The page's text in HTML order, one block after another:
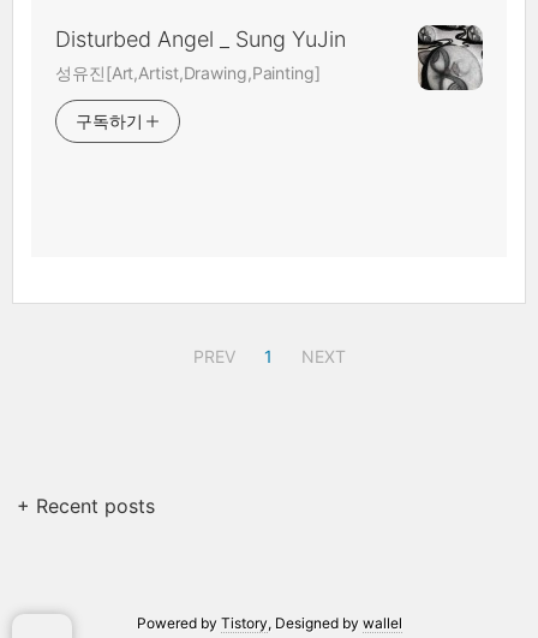
Disturbed Angel _ Sung YuJin
성유진[Art,Artist,Drawing,Painting]
구독하기
PREV 1 NEXT
+ Recent posts
Powered by Tistory, Designed by wallel